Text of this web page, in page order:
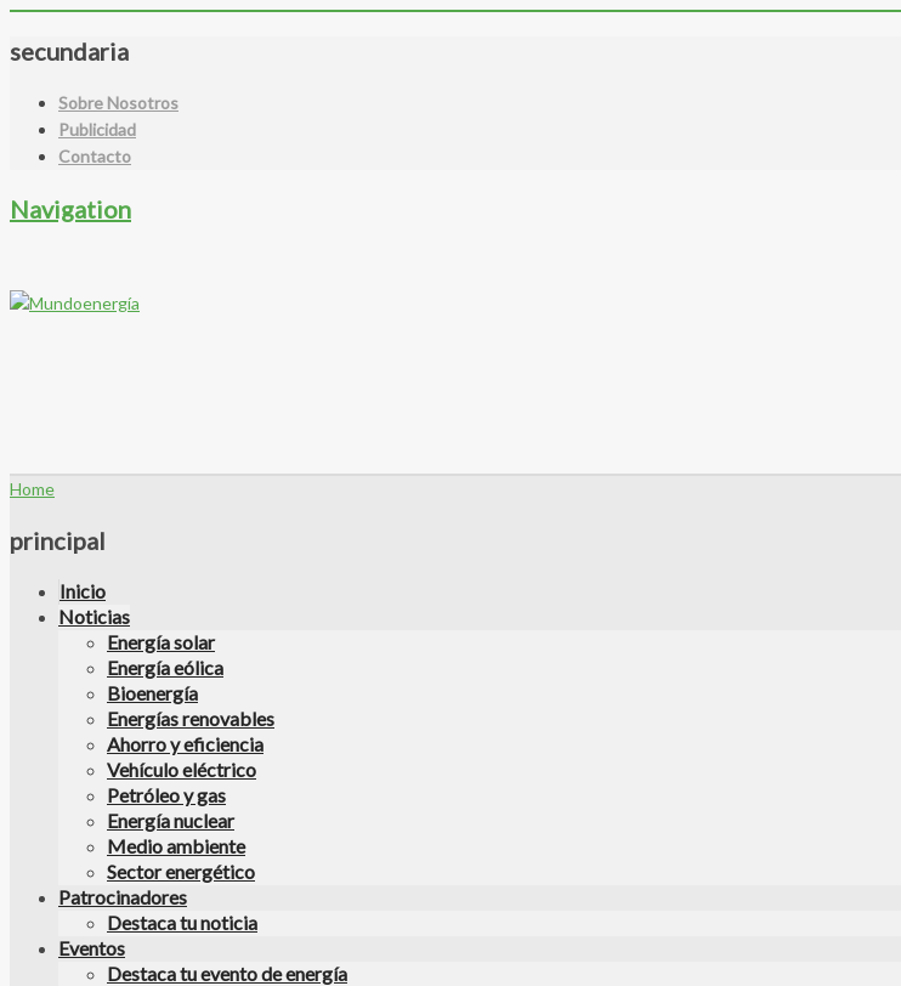
secundaria
Sobre Nosotros
Publicidad
Contacto
Navigation
Home
principal
Inicio
Noticias
Energía solar
Energía eólica
Bioenergía
Energías renovables
Ahorro y eficiencia
Vehículo eléctrico
Petróleo y gas
Energía nuclear
Medio ambiente
Sector energético
Patrocinadores
Destaca tu noticia
Eventos
Destaca tu evento de energía